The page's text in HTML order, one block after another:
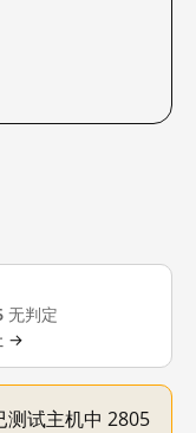
无判定
→
试主机中 2805